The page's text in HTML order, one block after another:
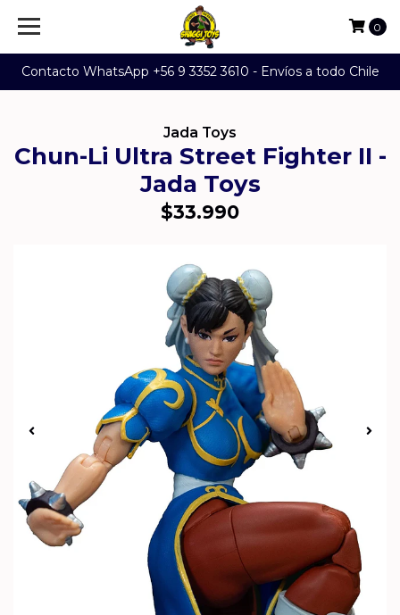
Contacto WhatsApp +56 9 3352 3610 - Envíos a todo Chile
0
Jada Toys
Chun-Li Ultra Street Fighter II -
Jada Toys
$33.990